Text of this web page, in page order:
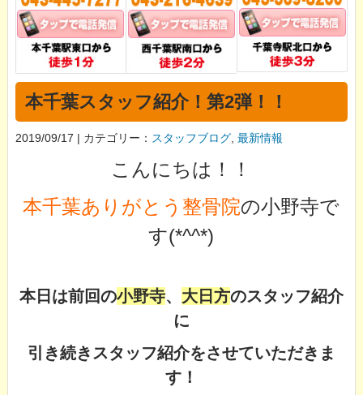
本千葉スタッフ紹介！第2弾！！
2019/09/17 | カテゴリー： スタッフブログ, 最新情報
こんにちは！！
本千葉ありがとう整骨院の小野寺で
す(*^^*)
本日は前回の小野寺、 大日方のスタッフ紹介
に
引き続きスタッフ紹介をさせていただきま
す！